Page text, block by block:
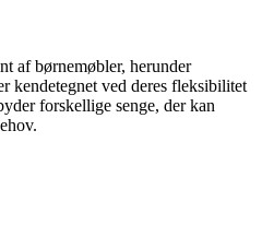
af børnemøbler, herunder
kendetegnet ved deres fleksibilitet
forskellige senge, der kan